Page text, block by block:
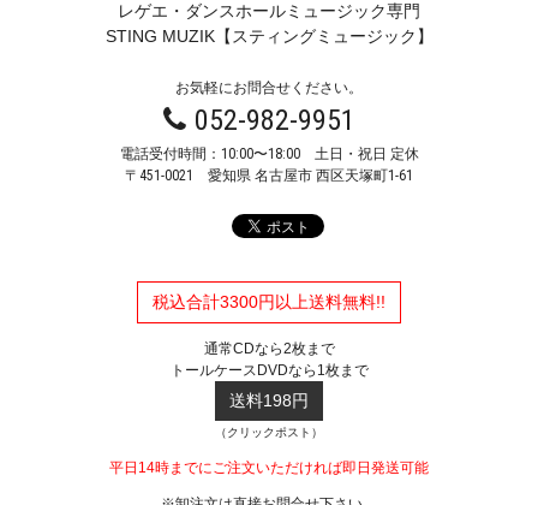
レゲエ・ダンスホールミュージック専門
STING MUZIK【スティングミュージック】
お気軽にお問合せください。
052-982-9951
電話受付時間：10:00〜18:00 土日・祝日 定休
〒451-0021 愛知県 名古屋市 西区天塚町1-61
税込合計3300円以上送料無料!!
通常CDなら2枚まで
トールケースDVDなら1枚まで
送料198円
（クリックポスト）
平日14時までにご注文いただければ即日発送可能